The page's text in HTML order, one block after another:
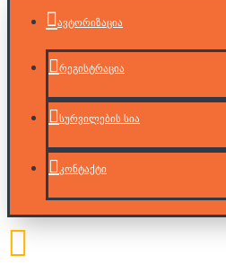
ავტორიზაცია
რეგისტრაცია
სურვილების სია
კონტაქტი